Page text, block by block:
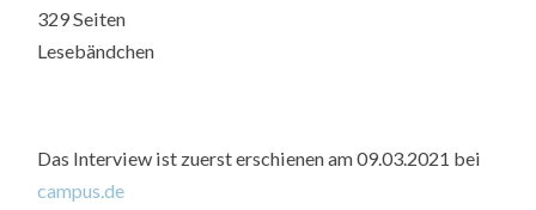
329 Seiten
Lesebändchen
Das Interview ist zuerst erschienen am 09.03.2021 bei
campus.de